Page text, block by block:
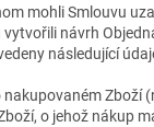
mohli Smlouvu
vytvořili návrh
následující
Zboží
o jehož nákup